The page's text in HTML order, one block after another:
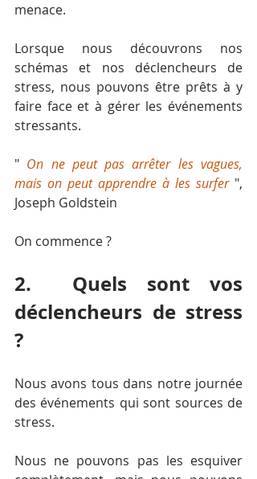
menace.
Lorsque nous découvrons nos
schémas et nos déclencheurs de
stress, nous pouvons être prêts à y
faire face et à gérer les événements
stressants.
" On ne peut pas arrêter les vagues,
mais on peut apprendre à les surfer ",
Joseph Goldstein
On commence ?
2.  Quels sont vos
déclencheurs de stress
?
Nous avons tous dans notre journée
des événements qui sont sources de
stress.
Nous ne pouvons pas les esquiver